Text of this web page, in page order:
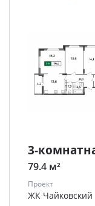
3-
79.4 м²
Проект
ЖК Чайковский